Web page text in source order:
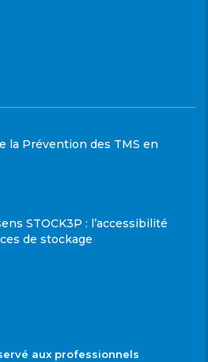
la Prévention des TMS en
STOCK3P : l’accessibilité
de stockage
aux professionnels